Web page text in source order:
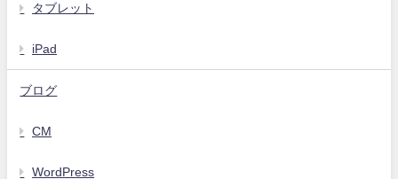
タブレット
iPad
ブログ
CM
WordPress